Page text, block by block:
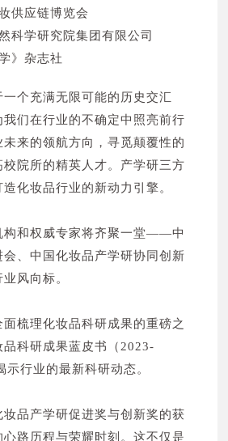
有限公司 N1F01
造有限公司 N1G09
有限公司 N1T14
有限公司 N1Q08
装有限公司 N1Q06
装制品有限公司 N1P01
限公司 N1S03
有限公司 N1G13
限公司 N1W13
）有限公司 N1B14
）有限公司 N1F13
限公司 N1L04
科技有限公司 N1P03
技有限公司 N1V07
装有限公司 N1Q02
有限公司 N1K14
有限公司 N1H09
限公司 N2K15
公司 N2L15
限公司 N2V16
品有限公司 N2W07
限公司 N2U11
品有限公司 N2U13
限公司 N2C13
波）有限公司 N2L01
限公司 N2J04
有限公司 N2S08
司 N2R11
有限公司 N2P14
有限公司 N2T08
业有限公司 N2Q02
有限公司 N2D03
供应链博览会
科学研究院集团有限公司
》杂志社
个充满无限可能的历史交汇
我们在行业的不确定中照亮前行
来的领航方向，寻觅颠覆性的
院所的精英人才。产学研三方
化妆品行业的新动力引擎。
构和权威专家将齐聚一堂——中
、中国化妆品产学研协同创新
风向标。
梳理化妆品科研成果的重磅之
科研成果蓝皮书（2023-
示行业的最新科研动态。
品产学研促进奖与创新奖的获
路历程与荣耀时刻。这不仅是